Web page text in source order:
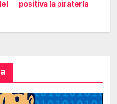
positiva la piratería